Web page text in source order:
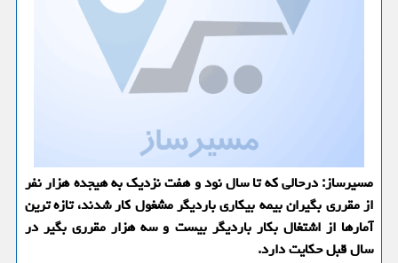
مسیرساز: درحالی كه تا سال نود و هفت نزدیك به هیجده هزار نفر
از مقرری بگیران بیمه بیكاری باردیگر مشغول كار شدند، تازه ترین
آمارها از اشتغال بكار باردیگر بیست و سه هزار مقرری بگیر در
سال قبل حكایت دارد.